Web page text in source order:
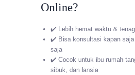
Online?
✔️ Lebih hemat waktu &
✔️ Bisa konsultasi kapan saja
saja
✔️ Cocok untuk ibu rumah
sibuk, dan lansia